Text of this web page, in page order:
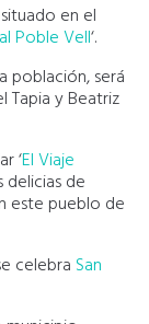
en el
Poble Vell‘.
población, será
Tapia y Beatriz
‘El Viaje
delicias de
este pueblo de
celebra San